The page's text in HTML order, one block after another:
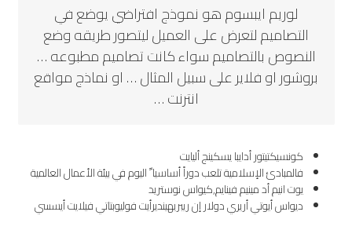
لوريم ايبسوم هو نموذج افتراضي يوضع في
التصاميم لتعرض على العميل ليتصور طريقه وضع
النصوص بالتصاميم سواء كانت تصاميم مطبوعه …
بروشور او فلاير على سبيل المثال … او نماذج مواقع
انترنت …
كونسيكتيتور أدايبا يسكينج أليايت
فالمبادئ الإسلامية تلعب دوراً أساسيا ً اليوم في بيئة الأعمال العالمية
يوت انيم أد مينيم فينايم,كيواس نوستريد
ديواس أيوتي أريري دولار إن ريبريهينديرأيت فوليوبتاتي فيلايت أيسسي